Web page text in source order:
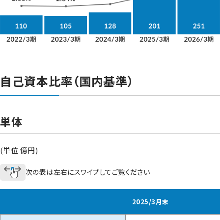
自己資本比率（国内基準）
単体
(単位 億円)
次の表は左右にスワイプしてご覧ください
2025/3月末